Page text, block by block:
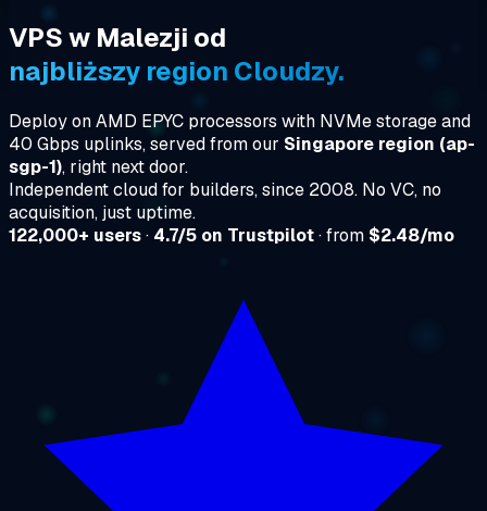
VPS w Malezji od
najbliższy region Cloudzy.
Deploy on AMD EPYC processors with NVMe storage and
40 Gbps uplinks, served from our Singapore region (ap-
sgp-1), right next door.
Independent cloud for builders, since 2008. No VC, no
acquisition, just uptime.
122,000+ users· 4.7/5 on Trustpilot· from $2.48/mo